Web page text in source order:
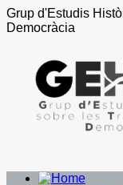
Grup d'Estudis
Democràcia